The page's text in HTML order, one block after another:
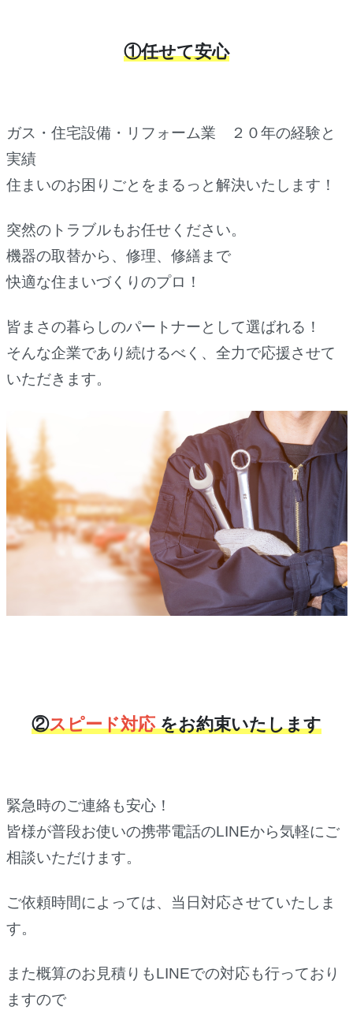
①任せて安心
ガス・住宅設備・リフォーム業 ２０年の経験と
実績
住まいのお困りごとをまるっと解決いたします！
突然のトラブルもお任せください。
機器の取替から、修理、修繕まで
快適な住まいづくりのプロ！
皆まさの暮らしのパートナーとして選ばれる！
そんな企業であり続けるべく、全力で応援させて
いただきます。
②スピード対応をお約束いたします
緊急時のご連絡も安心！
皆様が普段お使いの携帯電話のLINEから気軽にご
相談いただけます。
ご依頼時間によっては、当日対応させていたしま
す。
また概算のお見積りもLINEでの対応も行っており
ますので